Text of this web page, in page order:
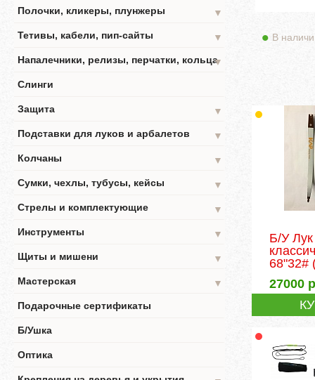
Полочки, кликеры, плунжеры
▼
Тетивы, кабели, пип-сайты
▼
Напалечники, релизы, перчатки, кольца▼
Слинги
Защита
▼
Подставки для луков и арбалетов
▼
Колчаны
▼
Сумки, чехлы, тубусы, кейсы
▼
Стрелы и комплектующие
▼
Инструменты
▼
Щиты и мишени
▼
Мастерская
▼
Подарочные сертификаты
Б/Ушка
Оптика
В
Б/У Лук
68"32#
27000